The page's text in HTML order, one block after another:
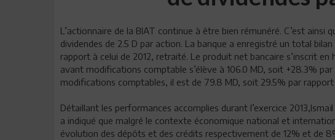
L’actionnaire de la BIAT continue à être bien rémunéré. C’est ainsi
dividendes de 2.5 D par action. La banque a enregistré un total
rapport à celui de 2012, retraité. Le produit net bancaire s’inscrit
avant modifications comptable s’élève à 106.0 MD, soit +28.3%
modifications comptables, il est de 79.8 MD, soit 29.5% par rapport
Détaillant les performances accomplies durant l’exercice
a indiqué que malgré le contexte économique national et
évolution des dépôts et des crédits respectivement de 12% et de